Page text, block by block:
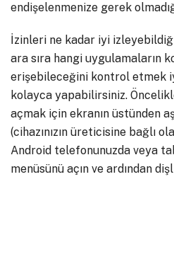
endişelenmenize gerek
İzinleri ne kadar iyi
ara sıra hangi uygulamaların
erişebileceğini kontrol etmek
kolayca yapabilirsiniz.
açmak için ekranın üstünden
(cihazınızın üreticisine bağlı
Android telefonunuzda veya
menüsünü açın ve ardından